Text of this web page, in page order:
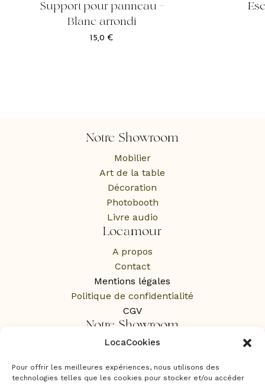
LocaCookies
Pour offrir les meilleures expériences, nous utilisons des
technologies telles que les cookies pour stocker et/ou accéder
Support pour panneau –
Blanc arrondi
15,0 €
Notre Showroom
Mobilier
Art de la table
Décoration
Photobooth
Livre audio
Locamour
A propos
Contact
Mentions légales
Politique de confidentialité
CGV
Notre Showroom
1 Rue des Rochers,
Sur RDV uniquement